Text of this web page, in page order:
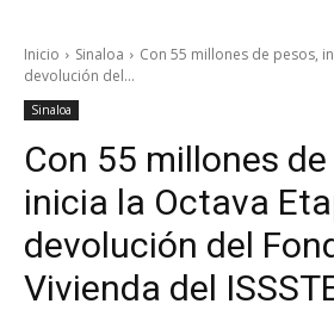
Inicio Sinaloa
Con 55 millones de pesos,
devolución del...
Sinaloa
Con 55 millones
inicia la Octava
devolución del
Vivienda del